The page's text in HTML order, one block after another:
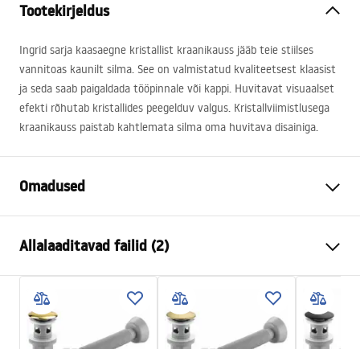
Tootekirjeldus
Ingrid sarja kaasaegne kristallist kraanikauss jääb teie stiilses
vannitoas kaunilt silma. See on valmistatud kvaliteetsest klaasist
ja seda saab paigaldada tööpinnale või kappi. Huvitavat visuaalset
efekti rõhutab kristallides peegelduv valgus. Kristallviimistlusega
kraanikauss paistab kahtlemata silma oma huvitava disainiga.
Omadused
Materjal
Värv
Läbipaistev
Lõpeta
Läikiv
Pikkus
360
Allalaaditavad failid (2)
Kokkupaneku juhised